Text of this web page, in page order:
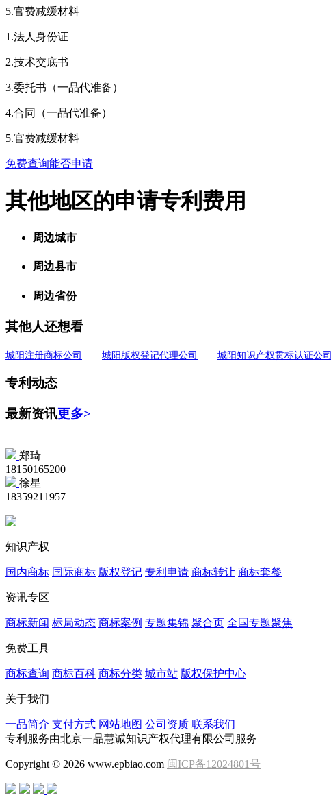
5.官费减缓材料
1.法人身份证
2.技术交底书
3.委托书（一品代准备）
4.合同（一品代准备）
5.官费减缓材料
免费查询能否申请
其他地区的申请专利费用
周边城市
周边县市
周边省份
其他人还想看
城阳注册商标公司 城阳版权登记代理公司 城阳知识产权贯标认证公司
专利动态
最新资讯更多>
郑琦
18150165200
徐星
18359211957
知识产权
国内商标 国际商标 版权登记 专利申请 商标转让 商标套餐
资讯专区
商标新闻 标局动态 商标案例 专题集锦 聚合页 全国专题聚焦
免费工具
商标查询 商标百科 商标分类 城市站 版权保护中心
关于我们
一品简介 支付方式 网站地图 公司资质 联系我们
专利服务由北京一品慧诚知识产权代理有限公司服务
Copyright © 2026 www.epbiao.com 闽ICP备12024801号